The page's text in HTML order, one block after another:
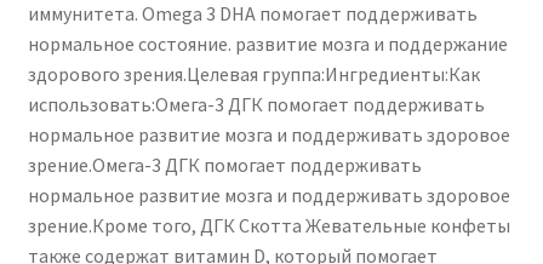
иммунитета. Omega 3 DHA помогает поддерживать
нормальное состояние. развитие мозга и поддержание
здорового зрения.Целевая группа:Ингредиенты:Как
использовать:Омега-3 ДГК помогает поддерживать
нормальное развитие мозга и поддерживать здоровое
зрение.Омега-3 ДГК помогает поддерживать
нормальное развитие мозга и поддерживать здоровое
зрение.Кроме того, ДГК Скотта Жевательные конфеты
также содержат витамин D, который помогает